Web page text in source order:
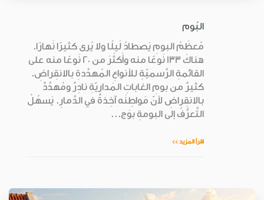
البُوم
مُعظَمُ البومِ يَصطادُ لَيلًا ولا يُرى كثيرًا نَهارًا.
هناكَ 133 نَوعًا منه وأَكثَرَ من 20 نَوعًا منه على
القائمةِ الرَّسميّةِ للأنواعِ المُهدَّدةِ بالانقِراضِ.
كثيرٌ من بومِ الغاباتِ المَداريّةِ نادِرٌ ومُهدَّدٌ
بالانقِراضِ لأنّ مَواطِنَه آخِذةٌ في الدَّمارِ. يَسهُلُ
التَّعرُّفُ إلى البومةِ بوَج...
اقرأ المزيد >>